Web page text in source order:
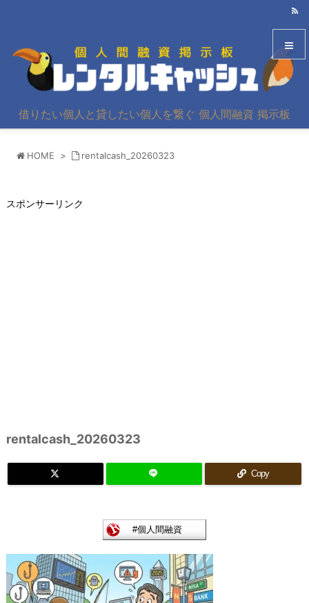
借りたい個人と貸したい個人を繋ぐ 個人間融資 掲示板
HOME > rentalcash_20260323
スポンサーリンク
rentalcash_20260323
Copy